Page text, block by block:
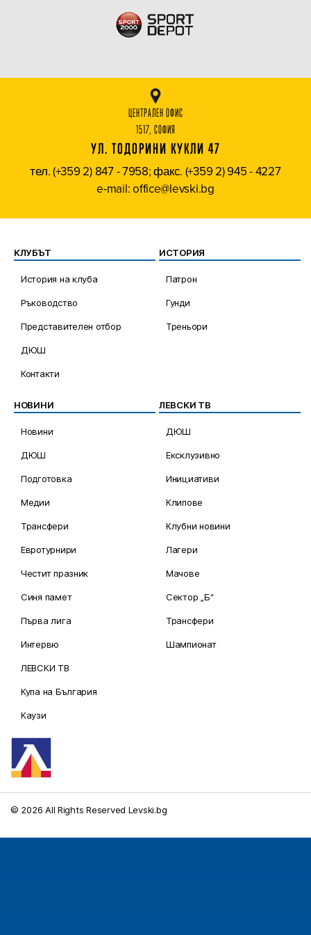
ЦЕНТРАЛЕН ОФИС
1517, СОФИЯ
УЛ. ТОДОРИНИ КУКЛИ 47
тел. (+359 2) 847 - 7958; факс. (+359 2) 945 - 4227
e-mail: office@levski.bg
КЛУБЪТ
История на клуба
Ръководство
Представителен отбор
ДЮШ
Контакти
ИСТОРИЯ
Патрон
Гунди
Треньори
НОВИНИ
Новини
ДЮШ
Подготовка
Медии
Трансфери
Евротурнири
Честит празник
Синя памет
Първа лига
Интервю
ЛЕВСКИ ТВ
Купа на България
Каузи
ЛЕВСКИ ТВ
ДЮШ
Ексклузивно
Инициативи
Клипове
Клубни новини
Лагери
Мачове
Сектор „Б“
Трансфери
Шампионат
© 2026 All Rights Reserved Levski.bg